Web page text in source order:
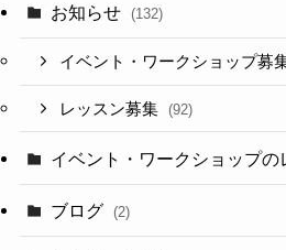
お知らせ (132)
イベント・ワークショップ募
レッスン募集 (92)
イベント・ワークショップの
ブログ (2)